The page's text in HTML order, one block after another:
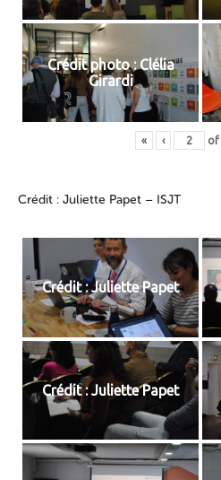
Crédit photo : Clélia
Girardi
« ‹ of
Crédit : Juliette Papet – ISJT
Crédit : Juliette Papet
Crédit : Juliette Papet